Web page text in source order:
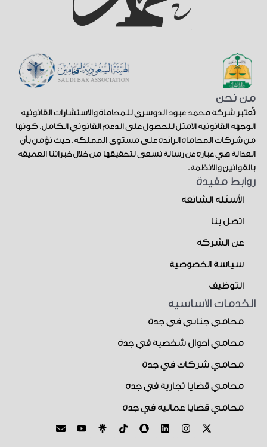
من نحن
تُعتبر شركة محمد عبود الدوسري للمحاماة والاستشارات القانونية
الوجهة القانونية الأمثل للحصول على الدعم القانوني الكامل. كونها
من شركات المحاماة الرائدة على مستوى المملكة. حيث نؤمن بأن
العدالة هي عبارة عن رسالة نسعى لتحقيقها من خلال خبراتنا العميقة
بالقوانين والأنظمة.
روابط مفيدة
الأسئلة الشائعة
اتصل بنا
عن الشركة
سياسة الخصوصية
التوظيف
الخدمات الأساسية
محامي جنائي في جدة
محامي أحوال شخصية في جدة
محامي شركات في جدة
محامي قضايا تجارية في جدة
محامي قضايا عمالية في جدة
X
-
I
n
L
i
S
n
Y
o
E
n